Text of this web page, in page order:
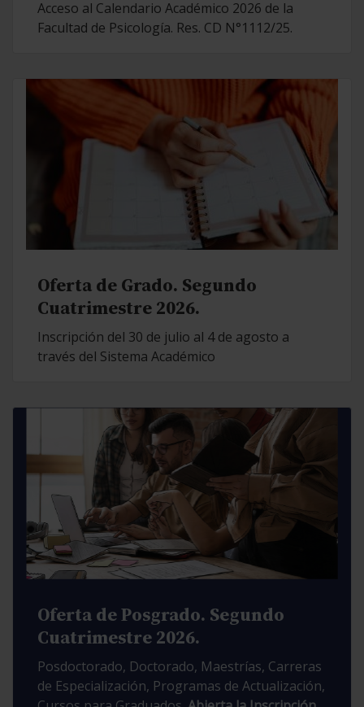
Acceso al Calendario Académico 2026 de la
Facultad de Psicología. Res. CD N°1112/25.
Oferta de Grado. Segundo
Cuatrimestre 2026.
Inscripción del 30 de julio al 4 de agosto a
través del Sistema Académico
Oferta de Posgrado. Segundo
Cuatrimestre 2026.
Posdoctorado, Doctorado, Maestrías, Carreras
de Especialización, Programas de Actualización,